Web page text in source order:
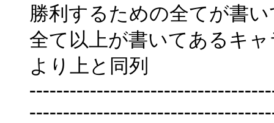
勝利するための全てが書
全て以上が書いてあるキ
より上と同列